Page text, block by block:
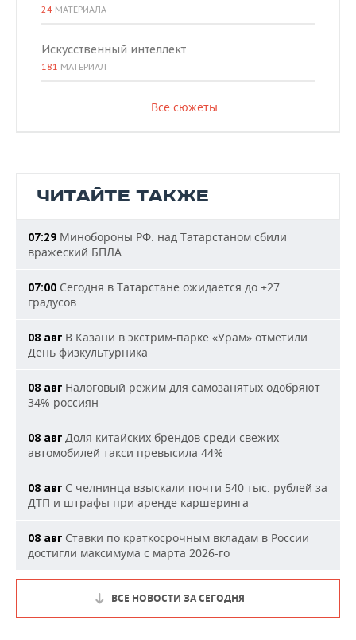
24 МАТЕРИАЛА
Искусственный интеллект
181 МАТЕРИАЛ
Все сюжеты
ЧИТАЙТЕ ТАКЖЕ
07:29 Минобороны РФ: над Татарстаном сбили
вражеский БПЛА
07:00 Сегодня в Татарстане ожидается до +27
градусов
08 авг В Казани в экстрим-парке «Урам» отметили
День физкультурника
08 авг Налоговый режим для самозанятых одобряют
34% россиян
08 авг Доля китайских брендов среди свежих
автомобилей такси превысила 44%
08 авг С челнинца взыскали почти 540 тыс. рублей за
ДТП и штрафы при аренде каршеринга
08 авг Ставки по краткосрочным вкладам в России
достигли максимума с марта 2026-го
ВСЕ НОВОСТИ ЗА СЕГОДНЯ